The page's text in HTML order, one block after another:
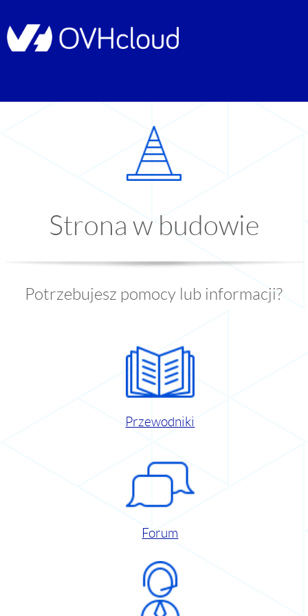
Strona w budowie
Potrzebujesz pomocy lub informacji?
Przewodniki
Forum